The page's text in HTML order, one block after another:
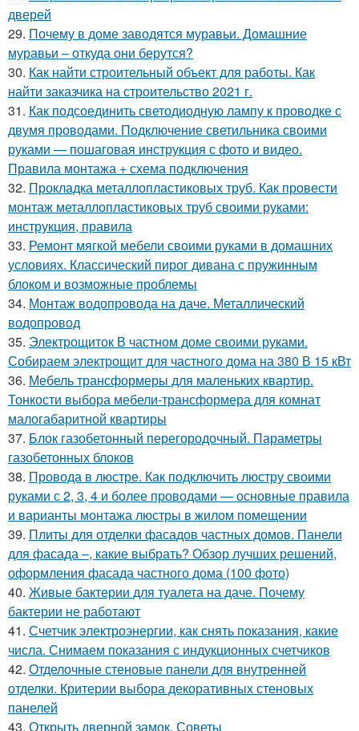
дверей
29. Почему в доме заводятся муравьи. Домашние
муравьи – откуда они берутся?
30. Как найти строительный объект для работы. Как
найти заказчика на строительство 2021 г.
31. Как подсоединить светодиодную лампу к проводке с
двумя проводами. Подключение светильника своими
руками — пошаговая инструкция с фото и видео.
Правила монтажа + схема подключения
32. Прокладка металлопластиковых труб. Как провести
монтаж металлопластиковых труб своими руками:
инструкция, правила
33. Ремонт мягкой мебели своими руками в домашних
условиях. Классический пирог дивана с пружинным
блоком и возможные проблемы
34. Монтаж водопровода на даче. Металлический
водопровод
35. Электрощиток В частном доме своими руками.
Собираем электрощит для частного дома на 380 В 15 кВт
36. Мебель трансформеры для маленьких квартир.
Тонкости выбора мебели-трансформера для комнат
малогабаритной квартиры
37. Блок газобетонный перегородочный. Параметры
газобетонных блоков
38. Провода в люстре. Как подключить люстру своими
руками с 2, 3, 4 и более проводами — основные правила
и варианты монтажа люстры в жилом помещении
39. Плиты для отделки фасадов частных домов. Панели
для фасада –, какие выбрать? Обзор лучших решений,
оформления фасада частного дома (100 фото)
40. Живые бактерии для туалета на даче. Почему
бактерии не работают
41. Счетчик электроэнергии, как снять показания, какие
числа. Снимаем показания с индукционных счетчиков
42. Отделочные стеновые панели для внутренней
отделки. Критерии выбора декоративных стеновых
панелей
43. Открыть дверной замок. Советы